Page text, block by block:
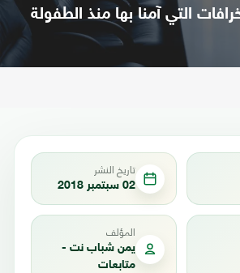
التي آمنا بها منذ الطفولة
تاريخ النشر
02 سبتمبر 2018
المؤلف
يمن شباب نت -
متابعات